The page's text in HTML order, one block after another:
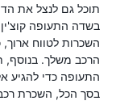
תוכל גם לנצל את
בשדה התעופה
השכרות לטווח ארוך,
הרכב משלך. בנוסף,
התעופה כדי להגיע
בסך הכל, השכרת